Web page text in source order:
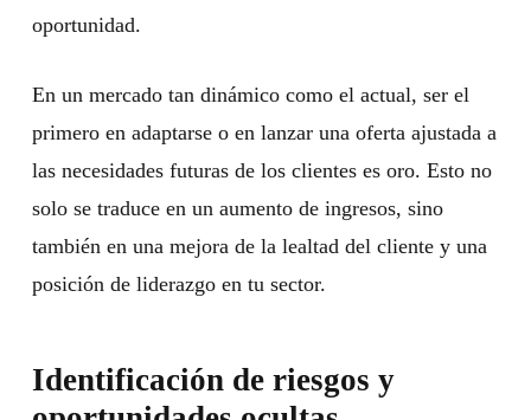
oportunidad.
En un mercado tan dinámico como el actual, ser el
primero en adaptarse o en lanzar una oferta ajustada a
las necesidades futuras de los clientes es oro. Esto no
solo se traduce en un aumento de ingresos, sino
también en una mejora de la lealtad del cliente y una
posición de liderazgo en tu sector.
Identificación de riesgos y